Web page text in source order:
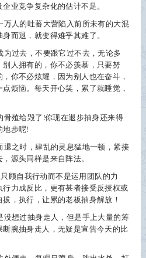
业竞争复杂化的估计不足。
人的吐蕃大营陷入前所未有的大混
身而退，就变得难乎其难了。
过去，不要跟它过不去，无论多
别人拥有的，你不必羡慕，只要努
你不必炫耀，因为别人也在奋斗，
烦恼。每天开心笑，累了就睡觉，
骨殖给毁了!你现在退步抽身还来得
地步呢!
退之时，肆乱的灵息猛地一顿，紧接
源头同样是来自阵法。
顾自我行动而不是运用团队的力
力成反比，更有甚者接受反授权或
，执行，让累的老板抽身解放！
没想过抽身走人，但是手上大量的筹
断腕抽身走人，无疑是宣告今天的比